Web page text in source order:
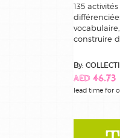
135
construire
By:
AED 46.73
lead time for